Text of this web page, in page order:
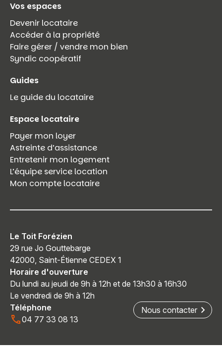
Vos espaces
Devenir locataire
Accéder à la propriété
Faire gérer / vendre mon bien
Syndic coopératif
Guides
Le guide du locataire
Espace locataire
Payer mon loyer
Astreinte d’assistance
Entretenir mon logement
L’équipe service location
Mon compte locataire
Le Toit Forézien
29 rue Jo Gouttebarge
42000, Saint-Étienne CEDEX 1
Horaire d'ouverture
Du lundi au jeudi de 9h à 12h et de 13h30 à 16h30
Le vendredi de 9h à 12h
Téléphone
04 77 33 08 13
Nous contacter